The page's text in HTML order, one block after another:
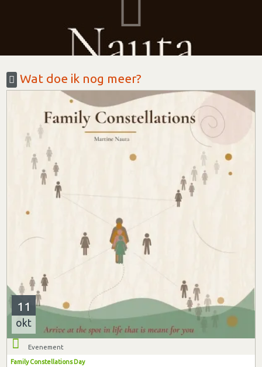
Wat doe ik nog meer?
11
okt
Evenement
Family Constellations Day